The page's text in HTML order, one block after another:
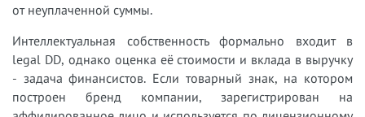
от неуплаченной суммы.
Интеллектуальная собственность формально входит в
legal DD, однако оценка её стоимости и вклада в выручку
- задача финансистов. Если товарный знак, на котором
построен бренд компании, зарегистрирован на